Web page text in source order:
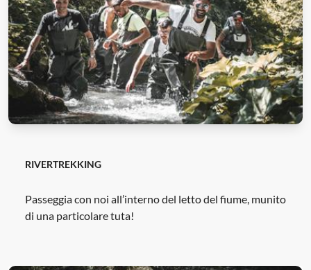
RIVERTREKKING
Passeggia con noi all’interno del letto del fiume, munito
di una particolare tuta!